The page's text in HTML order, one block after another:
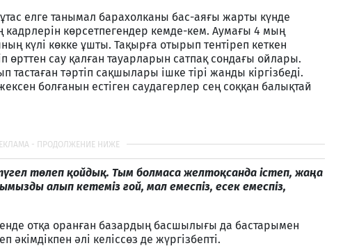
елге танымал барахолканы бас-аяғы жарты күнде
көрсетпегендер кемде-кем. Аумағы 4 мың
күлі көкке ұшты. Тақырға отырып тентіреп кеткен
өрттен сау қалған тауарларын сатпақ сондағы ойлары.
тастаған тәртіп сақшылары ішке тірі жанды кіргізбеді.
болғанын естіген саудагерлер сең соққан балықтай
төлеп қойдық. Тым болмаса желтоқсанда істеп, жаңа
алып кетеміз ғой, мал емеспіз, есек емеспіз,
отқа оранған базардың басшылығы да бастарымен
әлі келіссөз де жүргізбепті.